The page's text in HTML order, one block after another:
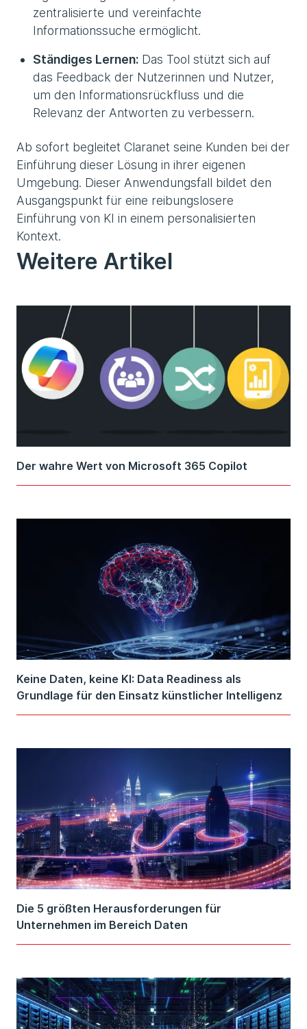
zentralisierte und vereinfachte
Informationssuche ermöglicht.
Ständiges Lernen: Das Tool stützt sich auf
das Feedback der Nutzerinnen und Nutzer,
um den Informationsrückfluss und die
Relevanz der Antworten zu verbessern.
Ab sofort begleitet Claranet seine Kunden bei der
Einführung dieser Lösung in ihrer eigenen
Umgebung. Dieser Anwendungsfall bildet den
Ausgangspunkt für eine reibungslosere
Einführung von KI in einem personalisierten
Kontext.
Weitere Artikel
Der wahre Wert von Microsoft 365 Copilot
Keine Daten, keine KI: Data Readiness als
Grundlage für den Einsatz künstlicher Intelligenz
Die 5 größten Herausforderungen für
Unternehmen im Bereich Daten